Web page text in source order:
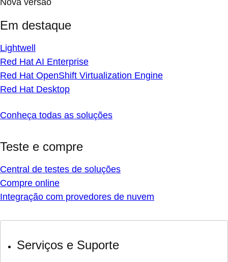
Nova versão
Em destaque
Lightwell
Red Hat AI Enterprise
Red Hat OpenShift Virtualization Engine
Red Hat Desktop
Conheça todas as soluções
Teste e compre
Central de testes de soluções
Compre online
Integração com provedores de nuvem
Serviços e Suporte